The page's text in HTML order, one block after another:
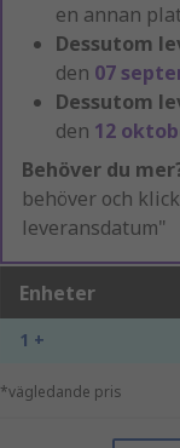
en annan
Dessutom
den 07
Dessutom
den 12
Behöver du
behöver och
leveransdatum"
Enheter
1 +
*vägledande pris